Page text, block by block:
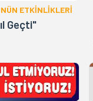
ETKİNLİKLERİ
Geçti"